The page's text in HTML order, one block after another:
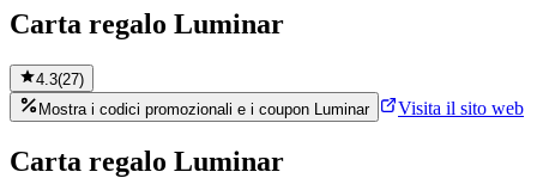
Carta regalo Luminar
4.3(27)
Mostra i codici promozionali e i coupon Luminar
Visita il sito web
Carta regalo Luminar